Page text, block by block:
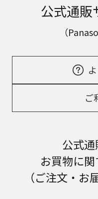
公式通販
（
ご
公式
お買物に
（ご注文・お